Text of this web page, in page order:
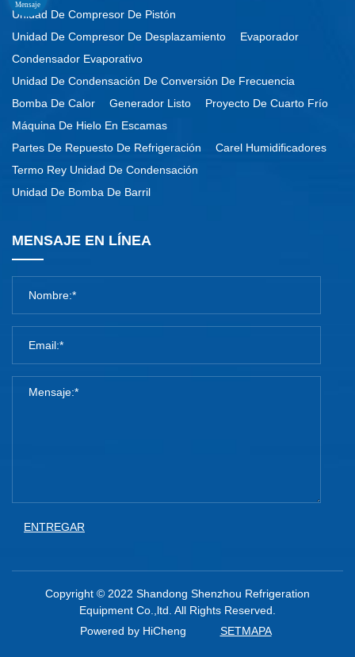
Mensaje
Unidad De Compresor De Pistón
Unidad De Compresor De Desplazamiento
Evaporador
Condensador Evaporativo
Unidad De Condensación De Conversión De Frecuencia
Bomba De Calor
Generador Listo
Proyecto De Cuarto Frío
Máquina De Hielo En Escamas
Partes De Repuesto De Refrigeración
Carel Humidificadores
Termo Rey Unidad De Condensación
Unidad De Bomba De Barril
MENSAJE EN LÍNEA
ENTREGAR
Copyright © 2022 Shandong Shenzhou Refrigeration
Equipment Co.,ltd. All Rights Reserved.
Powered by HiCheng
SETMAPA